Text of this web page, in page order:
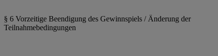
§ 6 Vorzeitige Beendigung des Gewinnspiels / Änderung der
Teilnahmebedingungen